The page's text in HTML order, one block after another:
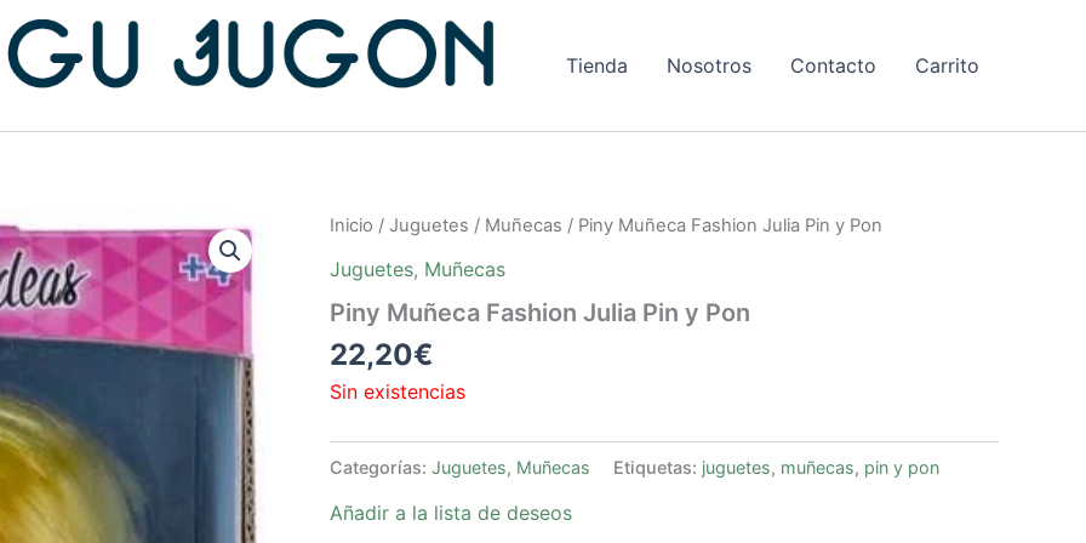
Tienda Nosotros Contacto Carrito
Inicio / Juguetes / Muñecas / Piny Muñeca Fashion Julia Pin y Pon
Juguetes, Muñecas
Piny Muñeca Fashion Julia Pin y Pon
22,20€
Sin existencias
Categorías: Juguetes, Muñecas Etiquetas: juguetes, muñecas, pin y pon
Añadir a la lista de deseos